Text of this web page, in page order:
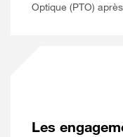
Optique (PTO)
Les